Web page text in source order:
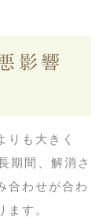
影響
も大きく
期間、解消さ
合わせが合わ
ます。